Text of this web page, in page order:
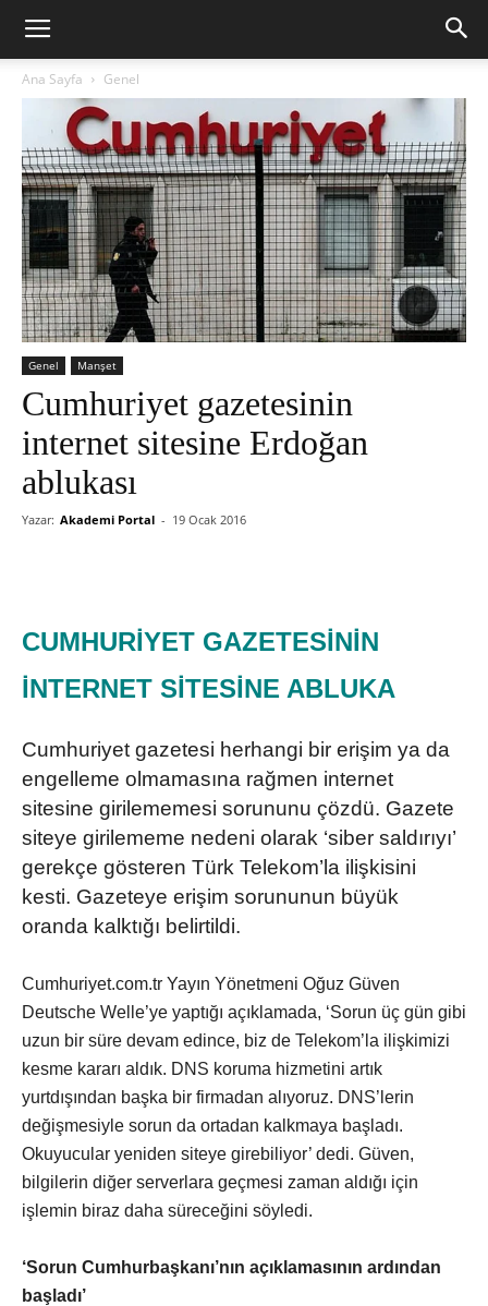
Ana Sayfa Genel
Genel Manşet
Cumhuriyet gazetesinin
internet sitesine Erdoğan
ablukası
Yazar: Akademi Portal - 19 Ocak 2016
CUMHURİYET GAZETESİNİN
İNTERNET SİTESİNE ABLUKA
Cumhuriyet gazetesi herhangi bir erişim ya da
engelleme olmamasına rağmen internet
sitesine girilememesi sorununu çözdü. Gazete
siteye girilememe nedeni olarak ‘siber saldırıyı’
gerekçe gösteren Türk Telekom’la ilişkisini
kesti. Gazeteye erişim sorununun büyük
oranda kalktığı belirtildi.
Cumhuriyet.com.tr Yayın Yönetmeni Oğuz Güven
Deutsche Welle’ye yaptığı açıklamada, ‘Sorun üç gün gibi
uzun bir süre devam edince, biz de Telekom’la ilişkimizi
kesme kararı aldık. DNS koruma hizmetini artık
yurtdışından başka bir firmadan alıyoruz. DNS’lerin
değişmesiyle sorun da ortadan kalkmaya başladı.
Okuyucular yeniden siteye girebiliyor’ dedi. Güven,
bilgilerin diğer serverlara geçmesi zaman aldığı için
işlemin biraz daha süreceğini söyledi.
‘Sorun Cumhurbaşkanı’nın açıklamasının ardından
başladı’